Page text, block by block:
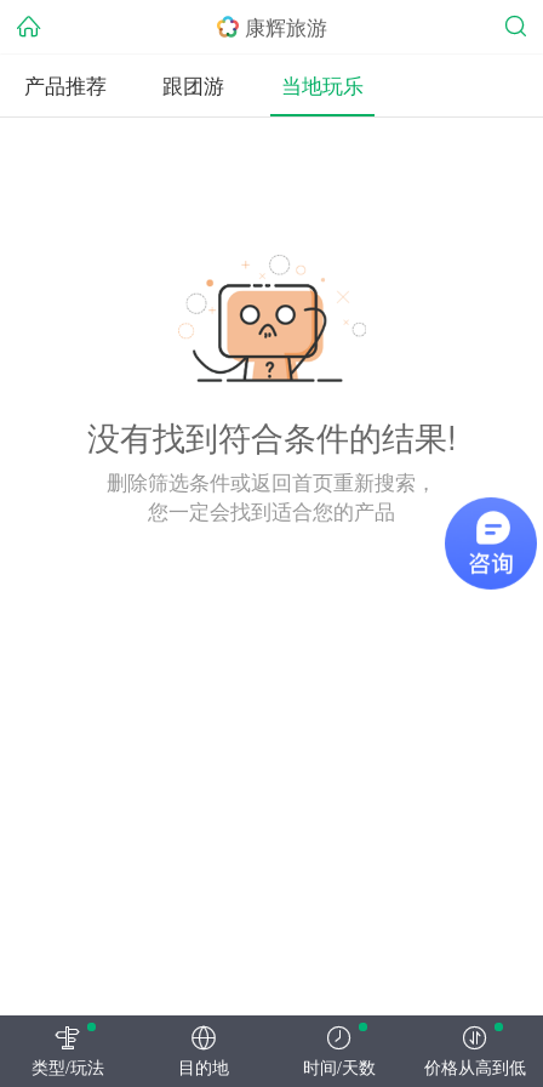
康辉旅游
产品推荐
跟团游 当地玩乐
没有找到符合条件的结果!
删除筛选条件或返回首页重新搜索，
您一定会找到适合您的产品
类型/玩法 目的地 时间/天数 价格从高到低